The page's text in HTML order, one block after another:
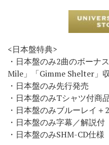
<日本盤特典>
・日本盤のみ2曲のボーナ
Mile」「Gimme Shelter」収
・日本盤のみ先行発売
・日本盤のみTシャツ付商
・日本盤のみブルーレイ＋
・日本盤のみ字幕／解説付
・日本盤のみSHM-CD仕様